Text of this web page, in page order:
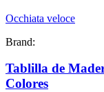
Occhiata veloce
Brand:
Tablilla de
Colores